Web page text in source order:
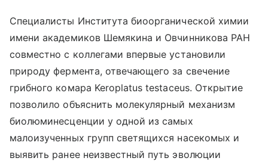
Специалисты Института биоорганической химии
имени академиков Шемякина и Овчинникова РАН
совместно с коллегами впервые установили
природу фермента, отвечающего за свечение
грибного комара Keroplatus testaceus. Открытие
позволило объяснить молекулярный механизм
биолюминесценции у одной из самых
малоизученных групп светящихся насекомых и
выявить ранее неизвестный путь эволюции